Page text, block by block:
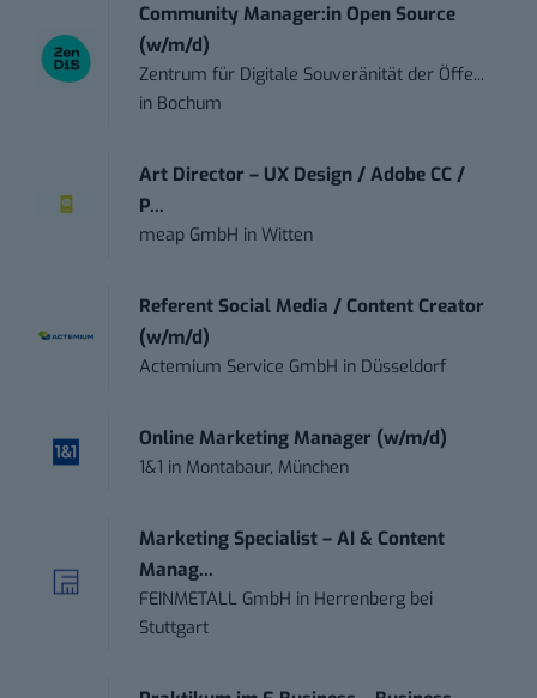
Community Manager:in Open Source
(w/m/d)
Zentrum für Digitale Souveränität der Öffe...
in Bochum
Art Director – UX Design / Adobe CC /
P...
meap GmbH inWitten
Referent Social Media / Content Creator
(w/m/d)
Actemium Service GmbH in Düsseldorf
Online Marketing Manager (w/m/d)
1&1 in Montabaur, München
Marketing Specialist – AI & Content
Manag...
FEINMETALL GmbH in Herrenberg bei
Stuttgart